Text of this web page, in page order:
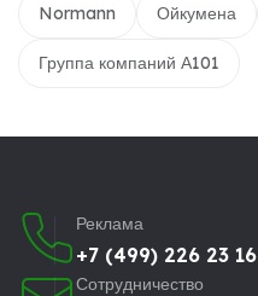
Normann Ойкумена
Группа компаний А101
Реклама
+7 (499) 226 23 16
Сотрудничество